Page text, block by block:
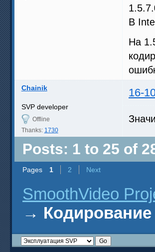
В
На
Chainik 16-
SVP developer
Offline
Thanks: 1730
Posts: 1 to 25 of
Pages 1 2 Next
SmoothVideo
→